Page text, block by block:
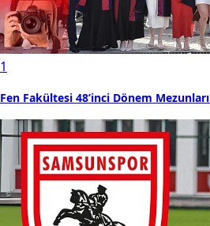
1
Fen Fakültesi 48’inci Dönem